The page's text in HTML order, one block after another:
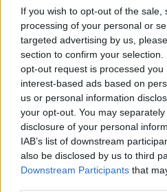
If you wish to opt-out of the
processing of your personal or
targeted advertising by us,
section to confirm your
opt-out request is processed you
interest-based ads based on
us or personal information
your opt-out. You may
disclosure of your personal
IAB’s list of downstream
also be disclosed by us to third
Downstream Participants that
Come? Vi siete perse il
Ma ce ne sono anche
cover.
Scopriteli sui nostri
Le papere di
Questa settimana non
grammatica, ma qualche